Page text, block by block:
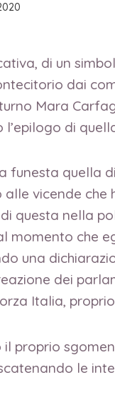
di un
dai
Mara
di
funesta quella
vicende che
questa nella
momento che
una
dei
Italia,
il proprio
le